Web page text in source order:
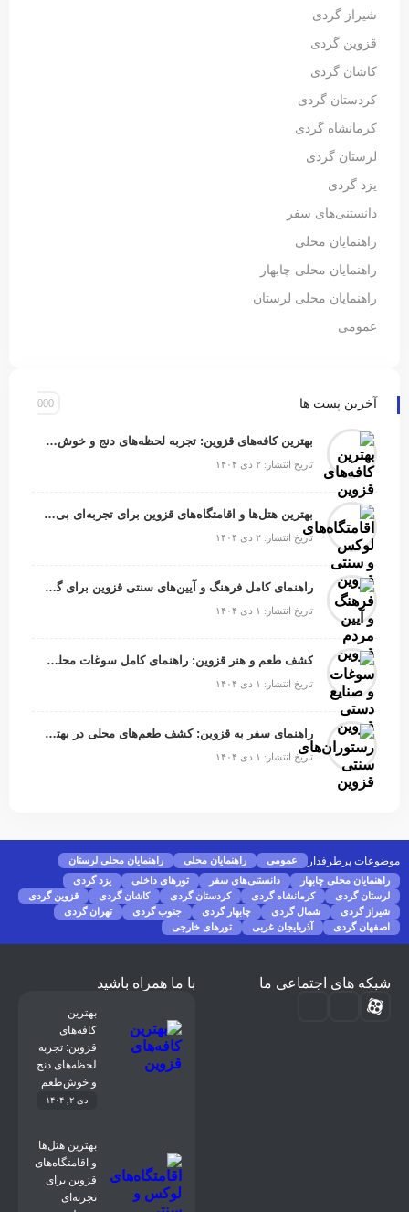
شیراز گردی
قزوین گردی
کاشان گردی
کردستان گردی
کرمانشاه گردی
لرستان گردی
یزد گردی
دانستنی‌های سفر
راهنمایان محلی
راهنمایان محلی چابهار
راهنمایان محلی لرستان
عمومی
آخرین پست ها
بهترین کافه‌های قزوین: تجربه‌ لحظه‌های دنج و خوش‌طعم
تاریخ انتشار: ۲ دی ۱۴۰۴
بهترین هتل‌ها و اقامتگاه‌های قزوین برای تجربه‌ای بی‌نظیر
تاریخ انتشار: ۲ دی ۱۴۰۴
راهنمای کامل فرهنگ و آیین‌های سنتی قزوین برای گردشگران
تاریخ انتشار: ۱ دی ۱۴۰۴
کشف طعم و هنر قزوین: راهنمای کامل سوغات محلی که باید امتحان کنید
تاریخ انتشار: ۱ دی ۱۴۰۴
راهنمای سفر به قزوین: کشف طعم‌های محلی در بهترین رستوران‌ها
تاریخ انتشار: ۱ دی ۱۴۰۴
موضوعات پرطرفدار عمومی راهنمایان محلی
راهنمایان محلی لرستان
راهنمایان محلی چابهار
دانستنی‌های سفر تورهای داخلی
یزد گردی
لرستان گردی
کرمانشاه گردی کردستان گردی کاشان گردی
قزوین گردی
شیراز گردی
شمال گردی چابهار گردی جنوب گردی
تهران گردی
اصفهان گردی
آذربایجان غربی تورهای خارجی
شبکه های اجتماعی ما با ما همراه باشید
بهترین
کافه‌های
قزوین: تجربه‌
لحظه‌های دنج
و خوش‌طعم
دی ۲, ۱۴۰۴
بهترین هتل‌ها
و اقامتگاه‌های
قزوین برای
تجربه‌ای